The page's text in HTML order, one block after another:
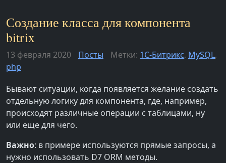
Создание класса для компонента
bitrix
13 февраля 2020 Посты Метки: 1С-Битрикс, MySQL,
php
Бывают ситуации, когда появляется желание создать
отдельную логику для компонента, где, например,
происходят различные операции с таблицами, ну
или еще для чего.
Важно: в примере используются прямые запросы, а
нужно использовать D7 ORM методы.